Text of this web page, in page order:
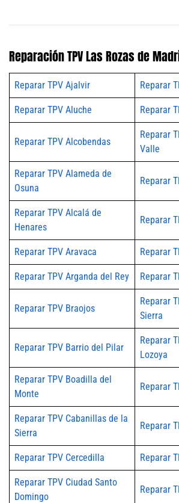
Reparación TPV Las Rozas de
Reparar TPV Ajalvir Reparar
Reparar TPV Aluche Reparar
Reparar TPV Alcobendas
Reparar
Valle
Reparar TPV Alameda de
Osuna
Reparar
Reparar TPV Alcalá de
Henares
Reparar
Reparar TPV Aravaca Reparar
Reparar TPV Arganda del Rey Reparar
Reparar TPV Braojos
Reparar
Sierra
Reparar TPV Barrio del Pilar
Reparar
Lozoya
Reparar TPV Boadilla del
Monte
Reparar
Reparar TPV Cabanillas de la
Sierra
Reparar
Reparar TPV Cercedilla Reparar
Reparar TPV Ciudad Santo
Domingo
Reparar